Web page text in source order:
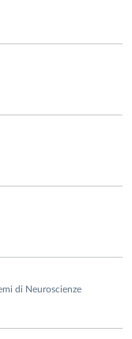
di Neuroscienze